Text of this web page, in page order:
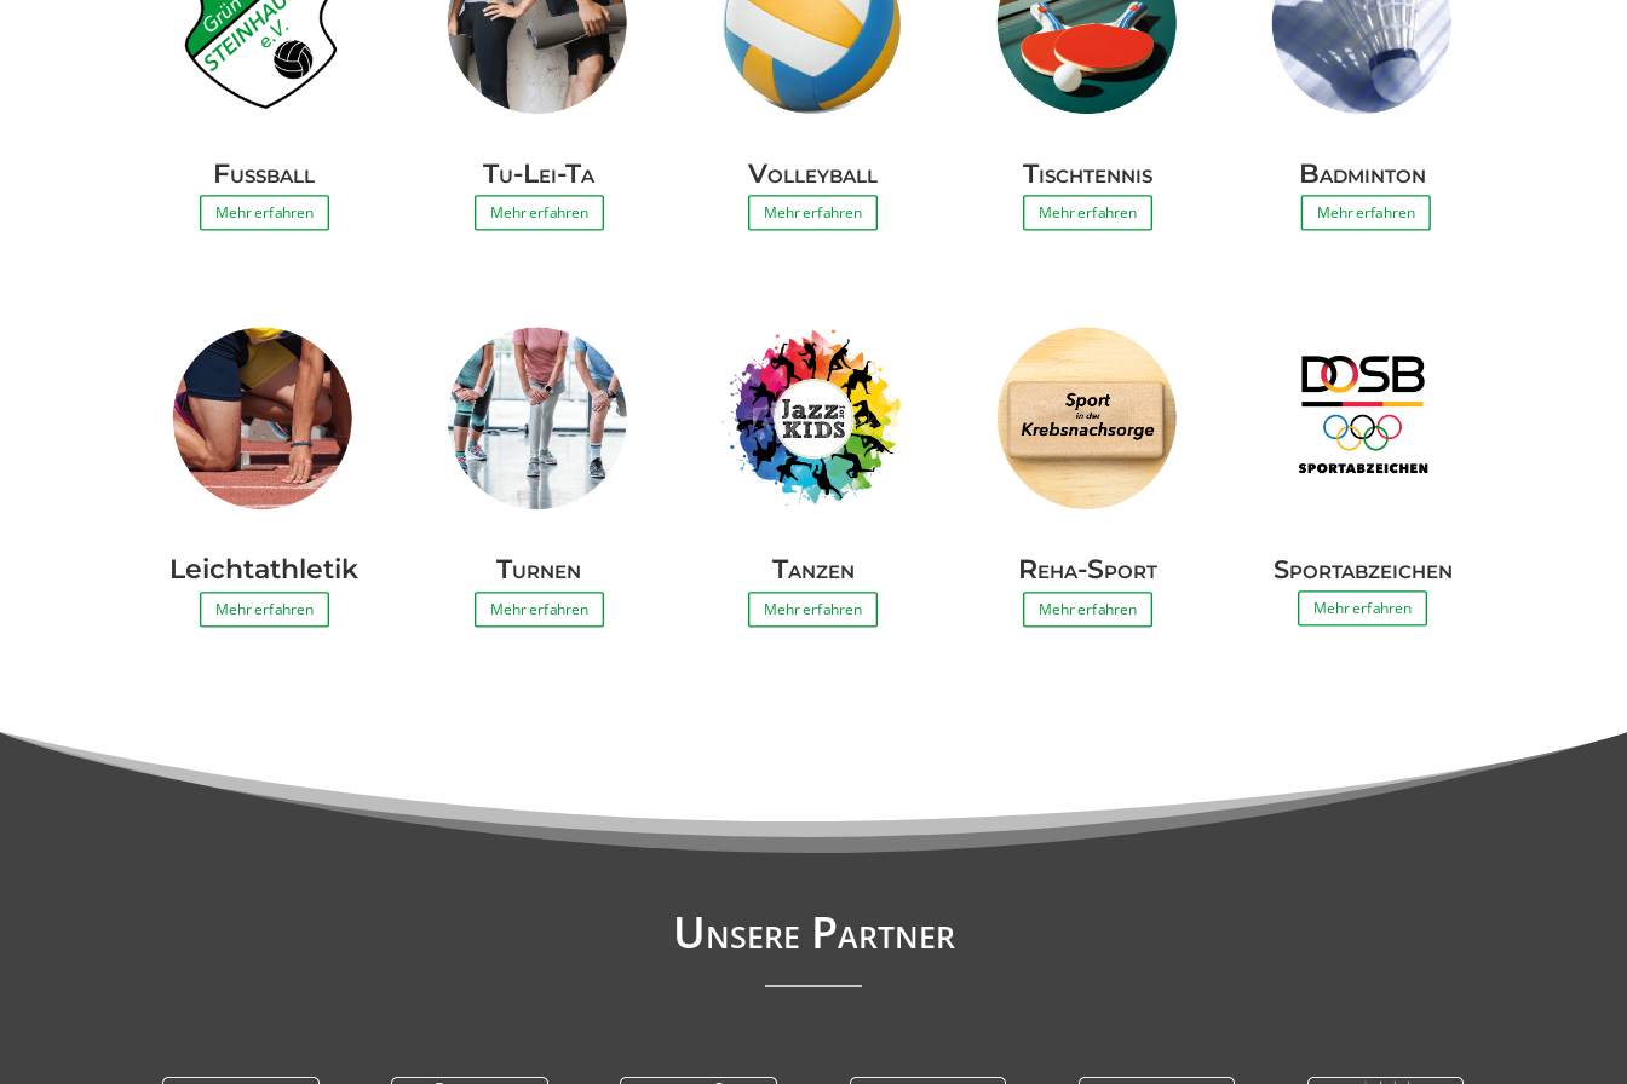
Fußball
Mehr erfahren
Tu-Lei-Ta
Mehr erfahren
Volleyball
Mehr erfahren
Tischtennis
Mehr erfahren
Badminton
Mehr erfahren
Leichtathletik
Mehr erfahren
Turnen
Mehr erfahren
Tanzen
Mehr erfahren
Reha-Sport
Mehr erfahren
Sportabzeichen
Mehr erfahren
Unsere Partner